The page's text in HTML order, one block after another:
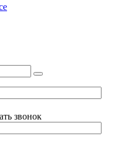
звонок